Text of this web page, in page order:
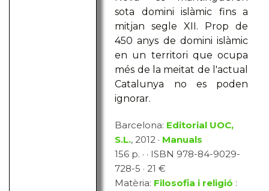
sota domini islàmic fins a
mitjan segle XII. Prop de
450 anys de domini islàmic
en un territori que ocupa
més de la meitat de l'actual
Catalunya no es poden
ignorar.
Barcelona: Editorial UOC,
S.L., 2012 · Manuals
156 p. · · ISBN 978-84-9029-
728-5 · 21 €
Matèria: Filosofia i religió :